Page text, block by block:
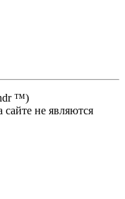
™)
не являются